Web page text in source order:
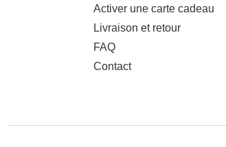
Activer une carte cadeau
Livraison et retour
FAQ
Contact